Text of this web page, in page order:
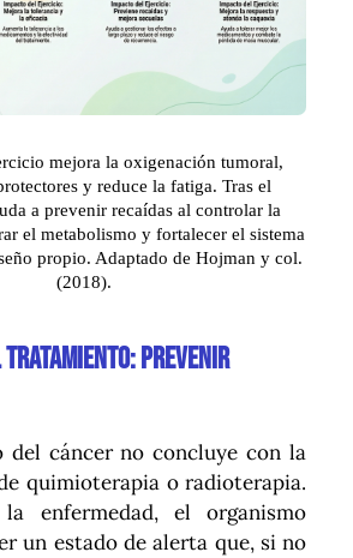
mejora la oxigenación tumoral,
y reduce la fatiga. Tras el
a prevenir recaídas al controlar la
el metabolismo y fortalecer el sistema
propio. Adaptado de Hojman y col.
(2018).
tratamiento: prevenir
del cáncer no concluye con la
quimioterapia o radioterapia.
enfermedad, el organismo
un estado de alerta que, si no